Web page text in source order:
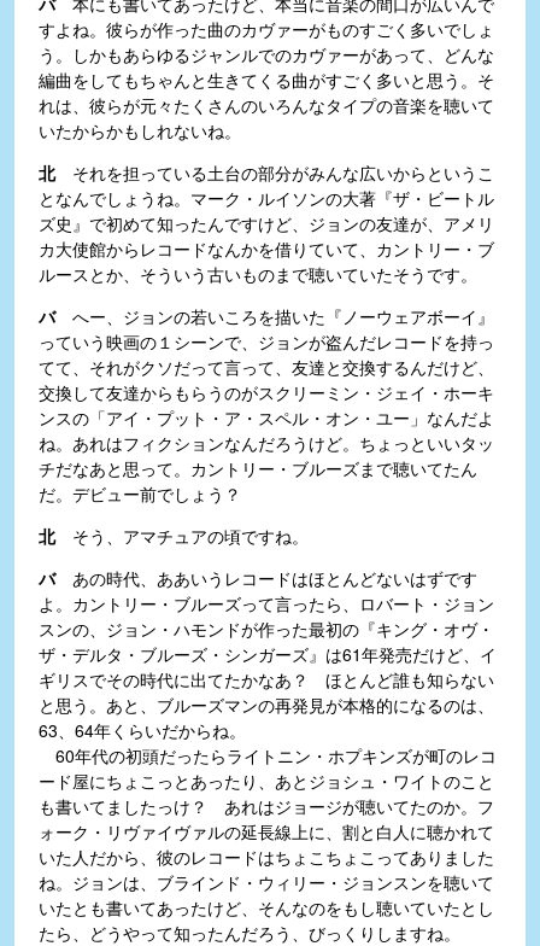
すよね。彼らが作った曲のカヴァーがものすごく多いでしょ
う。しかもあらゆるジャンルでのカヴァーがあって、どんな
編曲をしてもちゃんと生きてくる曲がすごく多いと思う。そ
れは、彼らが元々たくさんのいろんなタイプの音楽を聴いて
いたからかもしれないね。
北それを担っている土台の部分がみんな広いからというこ
となんでしょうね。マーク・ルイソンの大著『ザ・ビートル
ズ史』で初めて知ったんですけど、ジョンの友達が、アメリ
カ大使館からレコードなんかを借りていて、カントリー・ブ
ルースとか、そういう古いものまで聴いていたそうです。
バへー、ジョンの若いころを描いた『ノーウェアボーイ』
っていう映画の１シーンで、ジョンが盗んだレコードを持っ
てて、それがクソだって言って、友達と交換するんだけど、
交換して友達からもらうのがスクリーミン・ジェイ・ホーキ
ンスの「アイ・プット・ア・スペル・オン・ユー」なんだよ
ね。あれはフィクションなんだろうけど。ちょっといいタッ
チだなあと思って。カントリー・ブルーズまで聴いてたん
だ。デビュー前でしょう？
北そう、アマチュアの頃ですね。
バあの時代、ああいうレコードはほとんどないはずです
よ。カントリー・ブルーズって言ったら、ロバート・ジョン
スンの、ジョン・ハモンドが作った最初の『キング・オヴ・
ザ・デルタ・ブルーズ・シンガーズ』は61年発売だけど、イ
ギリスでその時代に出てたかなあ？ ほとんど誰も知らない
と思う。あと、ブルーズマンの再発見が本格的になるのは、
63、64年くらいだからね。
60年代の初頭だったらライトニン・ホプキンズが町のレコ
ード屋にちょこっとあったり、あとジョシュ・ワイトのこと
も書いてましたっけ？ あれはジョージが聴いてたのか。フ
ォーク・リヴァイヴァルの延長線上に、割と白人に聴かれて
いた人だから、彼のレコードはちょこちょこってありました
ね。ジョンは、ブラインド・ウィリー・ジョンスンを聴いて
いたとも書いてあったけど、そんなのをもし聴いていたとし
たら、どうやって知ったんだろう、びっくりしますね。